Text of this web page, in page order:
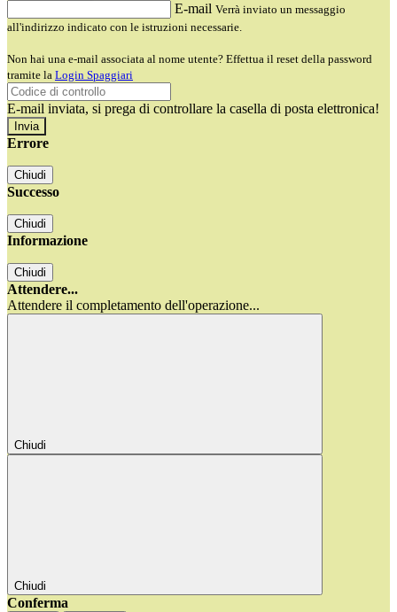
E-mail Verrà inviato un messaggio
all'indirizzo indicato con le istruzioni necessarie.
Non hai una e-mail associata al nome utente? Effettua il reset della password
tramite la Login Spaggiari
E-mail inviata, si prega di controllare la casella di posta elettronica!
Errore
Chiudi
Successo
Chiudi
Informazione
Chiudi
Attendere...
Attendere il completamento dell'operazione...
Chiudi
Chiudi
Conferma